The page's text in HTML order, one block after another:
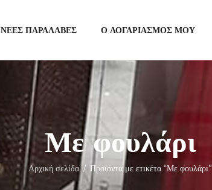
ΝΈΕΣ ΠΑΡΑΛΑΒΈΣ Ο ΛΟΓΑΡΙΑΣΜΌΣ ΜΟΥ
Με φουλάρι
Αρχική σελίδα / Προϊόντα με ετικέτα “Με φουλάρι”